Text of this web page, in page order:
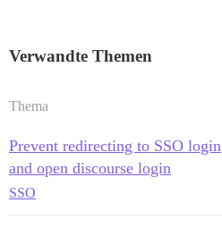
Verwandte Themen
Thema
Prevent redirecting to SSO login
and open discourse login
SSO